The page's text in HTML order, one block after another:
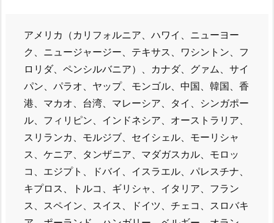
アメリカ（カリフォルニア、ハワイ、ニューヨー
ク、ニュージャージー、テキサス、ワシントン、フ
ロリダ、ペンシルバニア）、カナダ、グァム、サイ
パン、パラオ、ヤップ、モンゴル、中国、韓国、香
港、マカオ、台湾、マレーシア、タイ、シンガポー
ル、フィリピン、インドネシア、オーストラリア、
スリランカ、モルジブ、セイシェル、モーリシャ
ス、ケニア、タンザニア、マダガスカル、モロッ
コ、エジプト、ドバイ、イスラエル、パレスチナ、
キプロス、トルコ、ギリシャ、イタリア、フラン
ス、スペイン、スイス、ドイツ、チェコ、スロバキ